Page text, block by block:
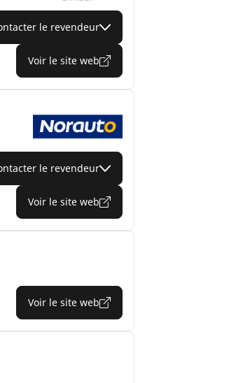
le revendeur
Voir le site web
le revendeur
Voir le site web
Voir le site web